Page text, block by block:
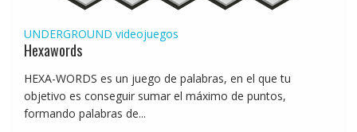
UNDERGROUND videojuegos
Hexawords
HEXA-WORDS es un juego de palabras, en el que tu
objetivo es conseguir sumar el máximo de puntos,
formando palabras de...